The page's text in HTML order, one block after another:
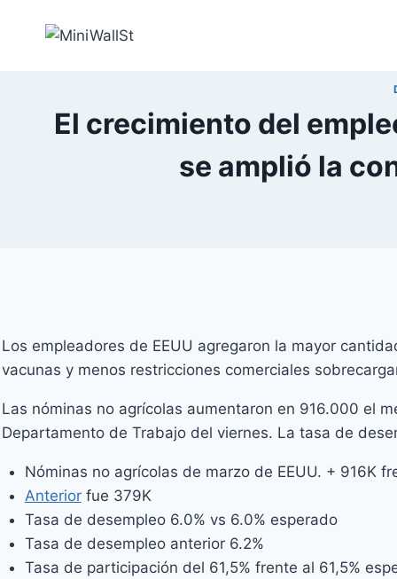
El crecimiento del
se amplió la
Los empleadores de EEUU agregaron la mayor
vacunas y menos restricciones comerciales
Las nóminas no agrícolas aumentaron en 916.000 el
Departamento de Trabajo del viernes. La tasa de
Nóminas no agrícolas de marzo de EEUU. + 916K
Anteriorfue 379K
Tasa de desempleo 6.0% vs 6.0% esperado
Tasa de desempleo anterior 6.2%
Tasa de participación del 61,5% frente al 61,5%